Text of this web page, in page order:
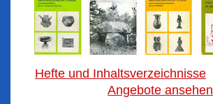
Hefte und Inhaltsverzeichnisse
Angebote ansehen